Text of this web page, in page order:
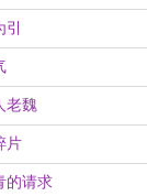
老魏
片
的请求